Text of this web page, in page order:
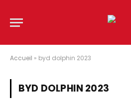
Accueil » byd dolphin 2023
BYD DOLPHIN 2023